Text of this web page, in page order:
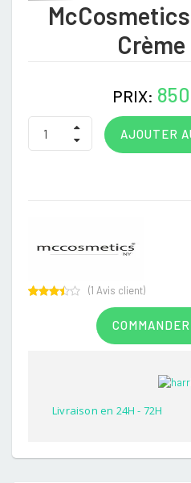
PRIX:
AJOUTER
(1 Avis client)
Livraison en 24H - 72H